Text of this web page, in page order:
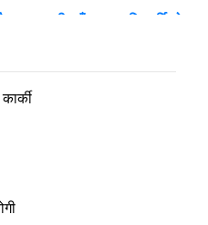
खानतलासी, पाँच घन्टापछि फर्कियो